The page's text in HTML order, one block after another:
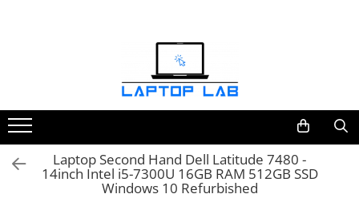
Mouseuri
Încărcătoare
Laptop Second Hand Dell Latitude 7480 -
14inch Intel i5-7300U 16GB RAM 512GB SSD
Windows 10 Refurbished